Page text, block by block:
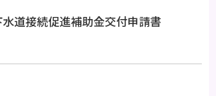
道接続促進補助金交付申請書